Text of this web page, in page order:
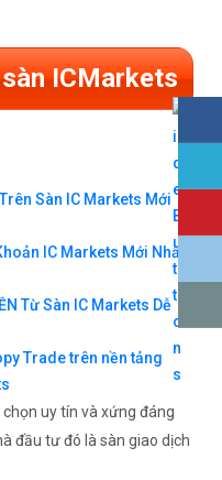
ICMarkets
Sàn IC Markets Mới
IC Markets Mới Nhất
Từ Sàn IC Markets Dễ
Trade trên nền tảng
uy tín và xứng đáng
đầu tư đó là sàn giao dịch